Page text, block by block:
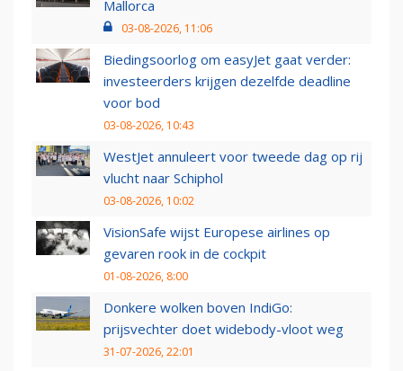
Mallorca
03-08-2026, 11:06
Biedingsoorlog om easyJet gaat verder:
investeerders krijgen dezelfde deadline
voor bod
03-08-2026, 10:43
WestJet annuleert voor tweede dag op rij
vlucht naar Schiphol
03-08-2026, 10:02
VisionSafe wijst Europese airlines op
gevaren rook in de cockpit
01-08-2026, 8:00
Donkere wolken boven IndiGo:
prijsvechter doet widebody-vloot weg
31-07-2026, 22:01